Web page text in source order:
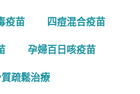
疫苗 四痘混合疫苗
孕婦百日咳疫苗
質疏鬆治療